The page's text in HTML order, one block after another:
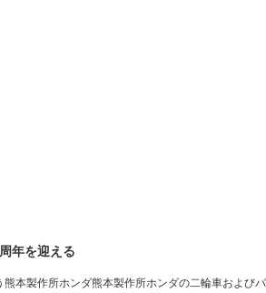
年を迎える
本製作所ホンダ熊本製作所ホンダの二輪車およびパ